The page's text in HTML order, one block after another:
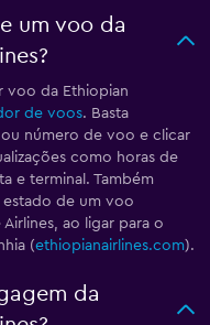
um voo da
voo da Ethiopian
de voos. Basta
número de voo e clicar
como horas de
e terminal. Também
estado de um voo
ao ligar para o
(ethiopianairlines.com).
da